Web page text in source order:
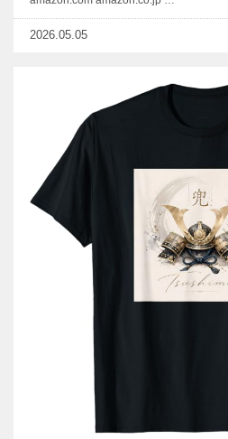
2026.05.05